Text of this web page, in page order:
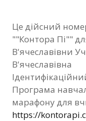
Це дійсний
""Контора Пі""
В'ячеславівни
В'ячеславівна
Програма
марафону для
https://